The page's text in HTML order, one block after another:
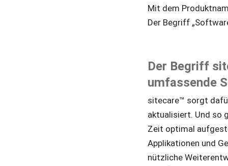
Mit dem
Der Begriff
Der Begriff
umfassende
sitecare™ sorgt
aktualisiert. Und so
Zeit optimal
Applikationen und
nützliche